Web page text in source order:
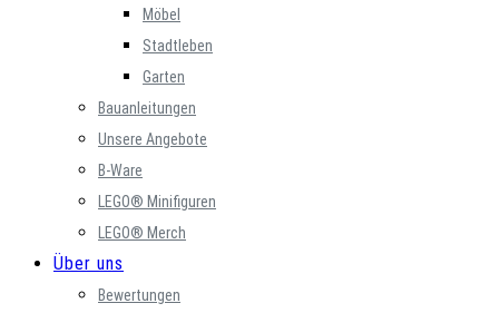
Möbel
Stadtleben
Garten
Bauanleitungen
Unsere Angebote
B-Ware
LEGO® Minifiguren
LEGO® Merch
Über uns
Bewertungen